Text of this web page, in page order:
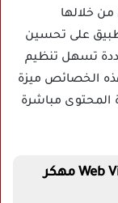
خلالها
على تحسين
تسهل تنظيم
الخصائص ميزة
المحتوى مباشرة
تطبيق Web Video Caster Apk Mod مهكر